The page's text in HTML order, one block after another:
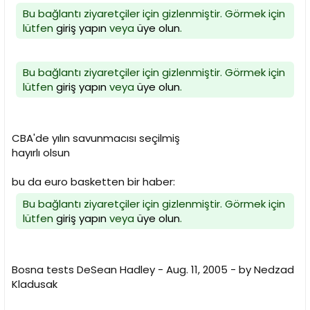
Bu bağlantı ziyaretçiler için gizlenmiştir. Görmek için
lütfen giriş yapınveya üye olun.
Bu bağlantı ziyaretçiler için gizlenmiştir. Görmek için
lütfen giriş yapınveya üye olun.
CBA'de yılın savunmacısı seçilmiş
hayırlı olsun
bu da euro basketten bir haber:
Bu bağlantı ziyaretçiler için gizlenmiştir. Görmek için
lütfen giriş yapınveya üye olun.
Bosna tests DeSean Hadley - Aug. 11, 2005 - by Nedzad
Kladusak